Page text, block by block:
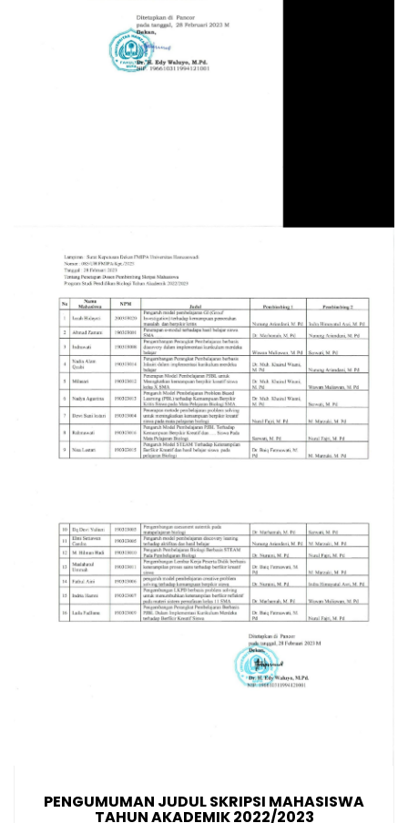
PENGUMUMAN JUDUL SKRIPSI MAHASISWA
TAHUN AKADEMIK 2022/2023